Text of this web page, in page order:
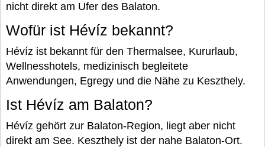
nicht direkt am Ufer des Balaton.
Wofür ist Hévíz bekannt?
Hévíz ist bekannt für den Thermalsee, Kururlaub,
Wellnesshotels, medizinisch begleitete
Anwendungen, Egregy und die Nähe zu Keszthely.
Ist Hévíz am Balaton?
Hévíz gehört zur Balaton-Region, liegt aber nicht
direkt am See. Keszthely ist der nahe Balaton-Ort.